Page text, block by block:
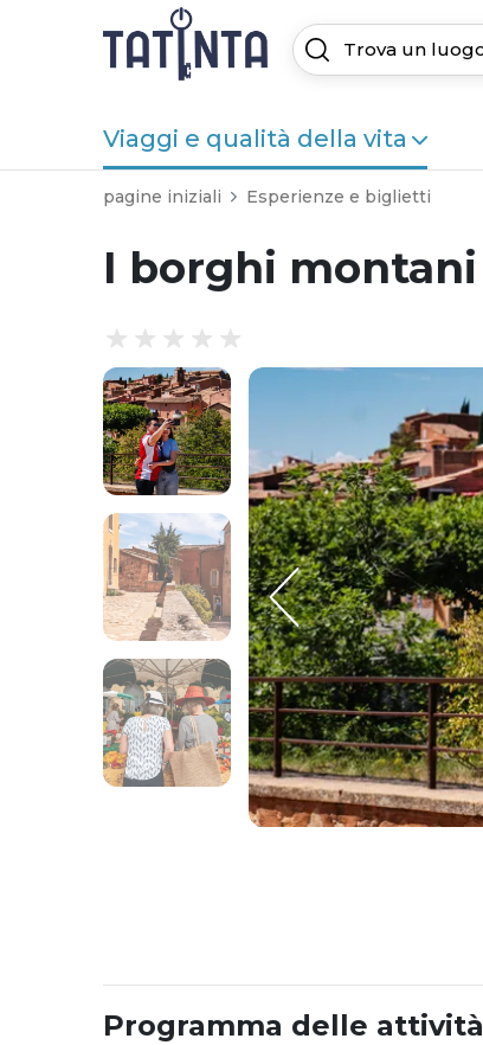
Viaggi e qualità della vita
pagine iniziali Esperienze e biglietti
I borghi
Programma delle attività